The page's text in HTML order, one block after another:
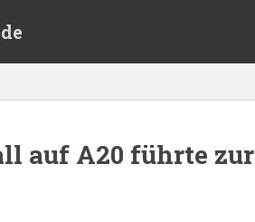
auf A20 führte zur